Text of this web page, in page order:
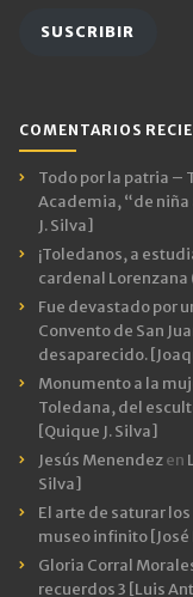
SUSCRIBIR
COMENTARIOS
Todo por la patria –
Academia, “de
J. Silva]
¡Toledanos, a
cardenal Lorenzana
Fue devastado por
Convento de San
desaparecido.
Monumento a la
Toledana, del
[Quique J. Silva]
Jesús Menendezen
Silva]
El arte de saturar
museo infinito [José
Gloria Corral
recuerdos 3 [Luis